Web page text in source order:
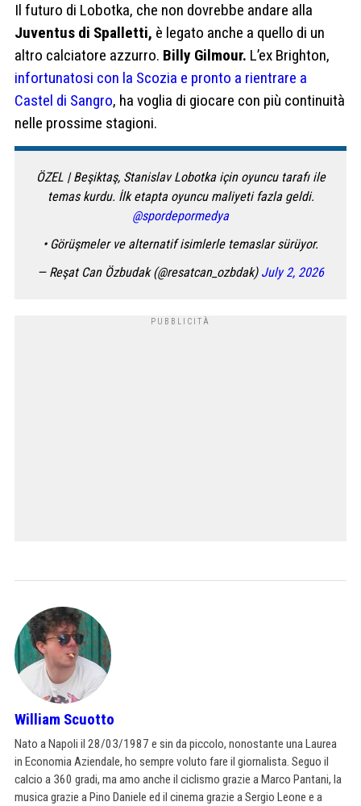
Il futuro di Lobotka, che non dovrebbe andare alla
Juventus di Spalletti, è legato anche a quello di un
altro calciatore azzurro. Billy Gilmour. L’ex Brighton,
infortunatosi con la Scozia e pronto a rientrare a
Castel di Sangro, ha voglia di giocare con più continuità
nelle prossime stagioni.
ÖZEL | Beşiktaş, Stanislav Lobotka için oyuncu tarafı ile
temas kurdu. İlk etapta oyuncu maliyeti fazla geldi.
@spordepormedya
• Görüşmeler ve alternatif isimlerle temaslar sürüyor.
— Reşat Can Özbudak (@resatcan_ozbdak) July 2, 2026
William Scuotto
Nato a Napoli il 28/03/1987 e sin da piccolo, nonostante una Laurea
in Economia Aziendale, ho sempre voluto fare il giornalista. Seguo il
calcio a 360 gradi, ma amo anche il ciclismo grazie a Marco Pantani, la
musica grazie a Pino Daniele ed il cinema grazie a Sergio Leone e a